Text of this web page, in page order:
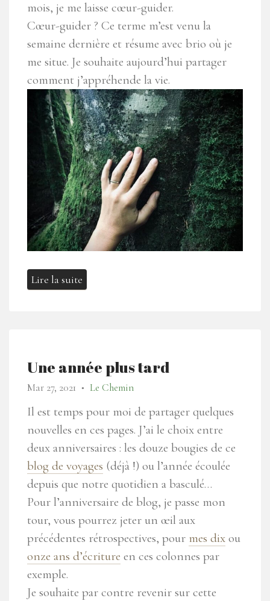
mois, je me laisse cœur-guider.
Cœur-guider ? Ce terme m’est venu la
semaine dernière et résume avec brio où je
me situe. Je souhaite aujourd’hui partager
comment j’appréhende la vie.
Lire la suite
Une année plus tard
Mar 27, 2021 ● Le Chemin
Il est temps pour moi de partager quelques
nouvelles en ces pages. J’ai le choix entre
deux anniversaires : les douze bougies de ce
blog de voyages (déjà !) ou l’année écoulée
depuis que notre quotidien a basculé…
Pour l’anniversaire de blog, je passe mon
tour, vous pourrez jeter un œil aux
précédentes rétrospectives, pour mes dix ou
onze ans d’écriture en ces colonnes par
exemple.
Je souhaite par contre revenir sur cette